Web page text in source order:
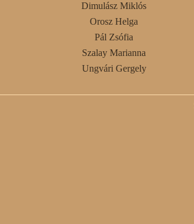
Dimulász Miklós
Orosz Helga
Pál Zsófia
Szalay Marianna
Ungvári Gergely